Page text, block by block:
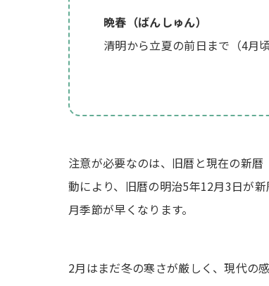
晩春（ばんしゅん）
清明から立夏の前日まで（4月頃
注意が必要なのは、旧暦と現在の新
動により、旧暦の明治5年12月3日が
月季節が早くなります。
2月はまだ冬の寒さが厳しく、現代の